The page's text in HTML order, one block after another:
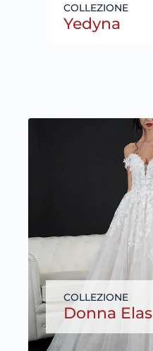
Yedyna
Donna Elas